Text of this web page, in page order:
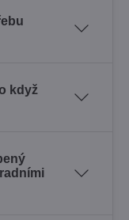
když